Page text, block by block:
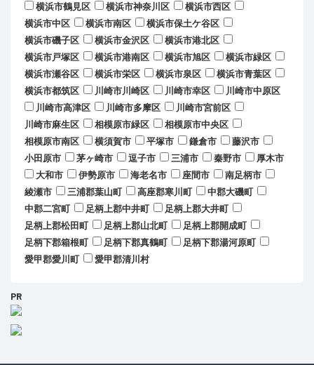
横浜市鶴見区 横浜市神奈川区
横浜市西区
横浜市中区
横浜市南区
横浜市保土ケ谷区
横浜市磯子区
横浜市金沢区
横浜市港北区
横浜市戸塚区
横浜市港南区 横浜市旭区
横浜市緑区
横浜市瀬谷区
横浜市栄区 横浜市泉区
横浜市青葉区
横浜市都筑区
川崎市川崎区 川崎市幸区
川崎市中原区
川崎市高津区
川崎市多摩区
川崎市宮前区
川崎市麻生区
相模原市緑区
相模原市中央区
相模原市南区
横須賀市 平塚市 鎌倉市
藤沢市
小田原市
茅ヶ崎市 逗子市 三浦市 秦野市
厚木市
大和市
伊勢原市 海老名市 座間市
南足柄市
綾瀬市
三浦郡葉山町 高座郡寒川町
中郡大磯町
中郡二宮町
足柄上郡中井町
足柄上郡大井町
足柄上郡松田町
足柄上郡山北町
足柄上郡開成町
足柄下郡箱根町
足柄下郡真鶴町
足柄下郡湯河原町
愛甲郡愛川町
愛甲郡清川村
PR